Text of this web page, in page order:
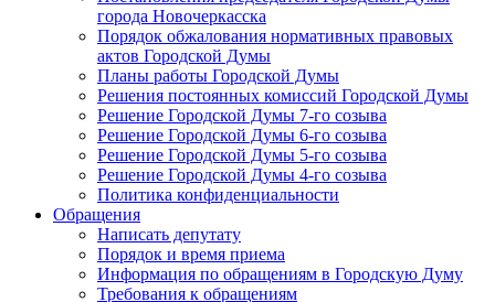
города Новочеркасска
Порядок обжалования нормативных правовых
актов Городской Думы
Планы работы Городской Думы
Решения постоянных комиссий Городской Думы
Решение Городской Думы 7-го созыва
Решение Городской Думы 6-го созыва
Решение Городской Думы 5-го созыва
Решение Городской Думы 4-го созыва
Политика конфиденциальности
Обращения
Написать депутату
Порядок и время приема
Информация по обращениям в Городскую Думу
Требования к обращениям